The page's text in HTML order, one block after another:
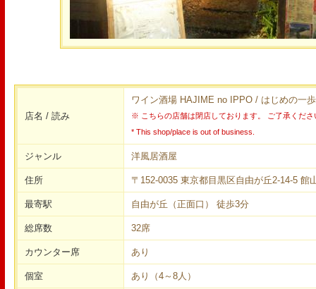
店名 / 読み
ワイン酒場 HAJIME no IPPO / はじめの
※ こちらの店舗は閉店しております。 ご了承くださ
* This shop/place is out of business.
ジャンル 洋風居酒屋
住所 〒152-0035 東京都目黒区自由が丘2-14-5 館
最寄駅 自由が丘（正面口） 徒歩3分
総席数 32席
カウンター席 あり
個室 あり（4～8人）